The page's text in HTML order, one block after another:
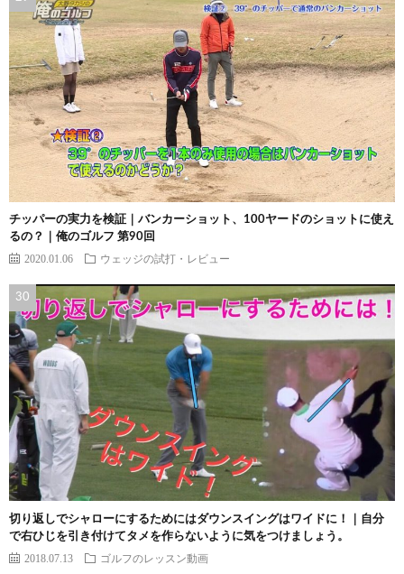
チッパーの実力を検証｜バンカーショット、100ヤードのショットに使え
るの？｜俺のゴルフ 第90回
2020.01.06 ウェッジの試打・レビュー
切り返しでシャローにするためにはダウンスイングはワイドに！｜自分
で右ひじを引き付けてタメを作らないように気をつけましょう。
2018.07.13 ゴルフのレッスン動画